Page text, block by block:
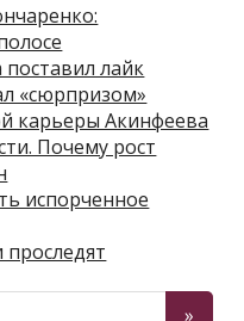
лайк
«сюрпризом»
карьеры Акинфеева
Почему рост
испорченное